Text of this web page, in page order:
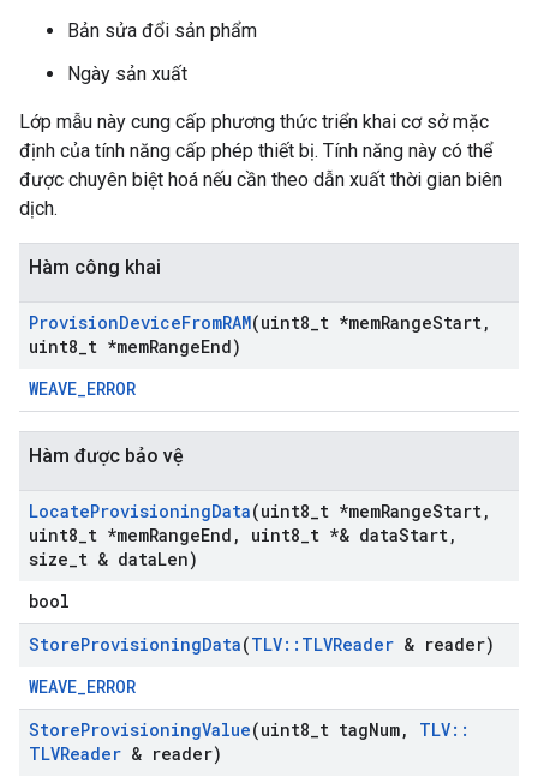
Bản sửa đổi sản phẩm
Ngày sản xuất
Lớp mẫu này cung cấp phương thức triển khai cơ sở mặc
định của tính năng cấp phép thiết bị. Tính năng này có thể
được chuyên biệt hoá nếu cần theo dẫn xuất thời gian biên
dịch.
Hàm công khai
ProvisionDeviceFromRAM(uint8 t *memRangeStart,
uint8 t *memRangeEnd)
WEAVE_ERROR
Hàm được bảo vệ
LocateProvisioningData(uint8 t *memRangeStart,
uint8 t *memRangeEnd , uint8 t *& dataStart,
size t & dataLen)
bool
StoreProvisioningData(TLV:: TLVReader & reader)
WEAVE_ERROR
StoreProvisioningValue(uint8 t tagNum, TLV::
TLVReader & reader)